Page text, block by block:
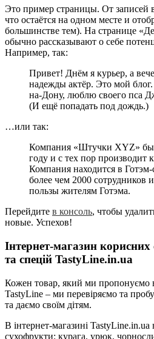
Это пример страницы. От записей
что остаётся на одном месте и
большинстве тем). На странице
обычно рассказывают о себе
Например, так:
Привет! Днём я курьер, а
надежды актёр. Это мой
на-Дону, люблю своего пса
(И ещё попадать под дождь.)
…или так:
Компания «Штучки XYZ»
году и с тех пор производит
Компания находится в
более чем 2000 сотрудников
пользы жителям Готэма.
Перейдите в консоль, чтобы
новые. Успехов!
Інтернет-магазин корисних
та спецій TastyLine.in.ua
Кожен товар, який ми пропонуємо в
TastyLine – ми перевіряємо та
та даємо своїм дітям.
В інтернет-магазині
сухофрукти: курага, урюк,